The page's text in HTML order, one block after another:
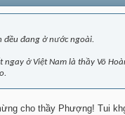
đều đang ở nước ngoài.
ngay ở Việt Nam là thầy Võ
cho thầy Phượng! Tui